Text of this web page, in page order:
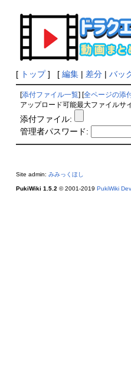
[ トップ] [ 編集| 差分| バッ
[添付ファイル一覧 ] [全ページの添
アップロード可能最大ファイルサ
添付ファイル:
管理者パスワード:
Site admin: みみっくほし
PukiWiki 1.5.2 © 2001-2019 PukiWiki